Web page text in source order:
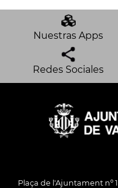
Nuestras Apps
Redes Sociales
Plaça de l'Ajuntament nº 1